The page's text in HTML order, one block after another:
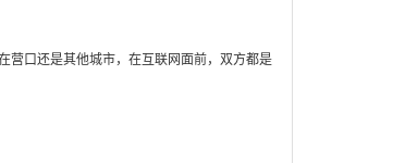
营口还是其他城市，在互联网面前，双方都是